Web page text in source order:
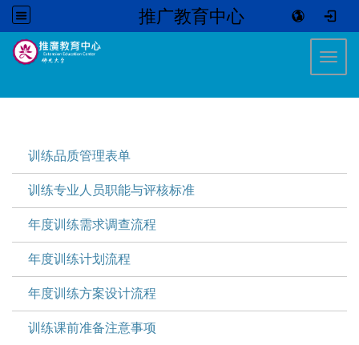
推广教育中心
训练品质管理表单
训练专业人员职能与评核标准
年度训练需求调查流程
年度训练计划流程
年度训练方案设计流程
训练课前准备注意事项